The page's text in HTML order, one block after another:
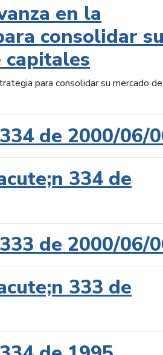
en la
consolidar
capitales
para consolidar su mercado de
de 2000/06/
334 de
de 2000/06/
333 de